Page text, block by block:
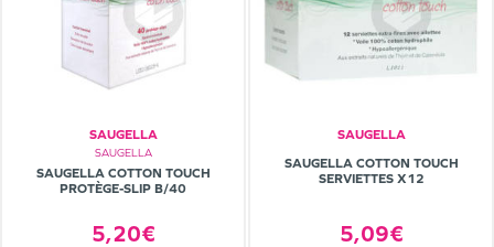
SAUGELLA
SAUGELLA
SAUGELLA COTTON TOUCH
PROTÈGE-SLIP B/40
5,20€
SAUGELLA
SAUGELLA COTTON TOUCH
SERVIETTES X12
5,09€